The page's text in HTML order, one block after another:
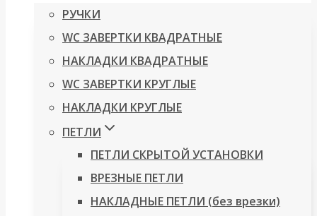
РУЧКИ
WC ЗАВЕРТКИ КВАДРАТНЫЕ
НАКЛАДКИ КВАДРАТНЫЕ
WC ЗАВЕРТКИ КРУГЛЫЕ
НАКЛАДКИ КРУГЛЫЕ
ПЕТЛИ
ПЕТЛИ СКРЫТОЙ УСТАНОВКИ
ВРЕЗНЫЕ ПЕТЛИ
НАКЛАДНЫЕ ПЕТЛИ (без врезки)